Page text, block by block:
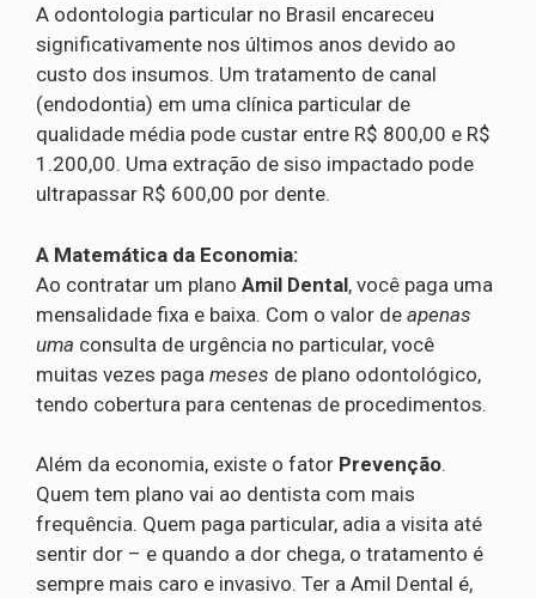
A odontologia particular no Brasil encareceu
significativamente nos últimos anos devido ao
custo dos insumos. Um tratamento de canal
(endodontia) em uma clínica particular de
qualidade média pode custar entre R$ 800,00 e R$
1.200,00. Uma extração de siso impactado pode
ultrapassar R$ 600,00 por dente.
A Matemática da Economia:
Ao contratar um plano Amil Dental, você paga uma
mensalidade fixa e baixa. Com o valor de apenas
uma consulta de urgência no particular, você
muitas vezes paga meses de plano odontológico,
tendo cobertura para centenas de procedimentos.
Além da economia, existe o fator Prevenção.
Quem tem plano vai ao dentista com mais
frequência. Quem paga particular, adia a visita até
sentir dor – e quando a dor chega, o tratamento é
sempre mais caro e invasivo. Ter a Amil Dental é,